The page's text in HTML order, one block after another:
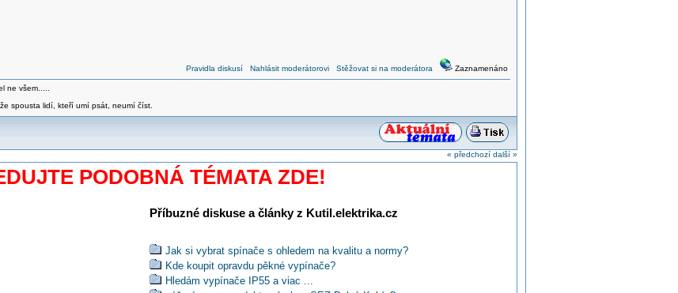
Pravidla diskusí Nahlásit moderátorovi Stěžovat si na moderátora Zaznamenáno
ne všem.....
spousta lidí, kteří umí psát, neumí číst.
« předchozí další »
PODOBNÁ TÉMATA ZDE!
Příbuzné diskuse a články z Kutil.elektrika.cz
Jak si vybrat spínače s ohledem na kvalitu a normy?
Kde koupit opravdu pěkné vypínače?
Hledám vypínače IP55 a viac ...